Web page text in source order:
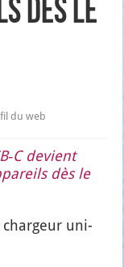
dès le
du web
devient
dès le
char­geur uni­